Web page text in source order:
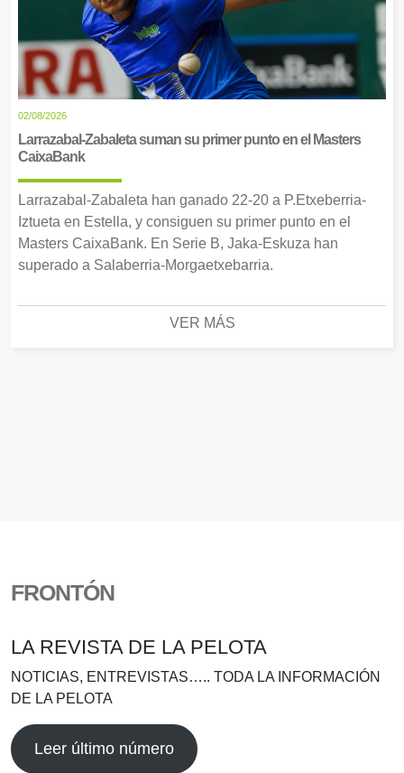
02/08/2026
Larrazabal-Zabaleta suman su primer punto en el Masters
CaixaBank
Larrazabal-Zabaleta han ganado 22-20 a P.Etxeberria-
Iztueta en Estella, y consiguen su primer punto en el
Masters CaixaBank. En Serie B, Jaka-Eskuza han
superado a Salaberria-Morgaetxebarria.
VER MÁS
FRONTÓN
LA REVISTA DE LA PELOTA
NOTICIAS, ENTREVISTAS….. TODA LA INFORMACIÓN
DE LA PELOTA
Leer último número